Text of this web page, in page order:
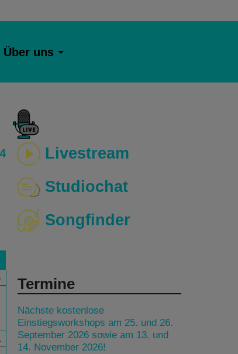
Über uns
Livestream
Studiochat
Songfinder
Termine
Nächste kostenlose
Einstiegsworkshops am 25. und 26.
September 2026 sowie am 13. und
14. November 2026!